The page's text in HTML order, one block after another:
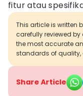
fitur atau
This article is written
carefully reviewed by
the most accurate
standards of quality,
Share Article